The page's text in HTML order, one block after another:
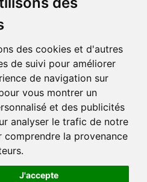
des cookies et d'autres
de suivi pour améliorer
de navigation sur
vous montrer un
et des publicités
analyser le trafic de notre
comprendre la provenance
J'accepte
Données personnelles
ligne
Livraison / Point retrait
Commandez en ligne et
recevez votre commande
rapidement chez vous ou en
point retrait
Livraison chez vous ou en